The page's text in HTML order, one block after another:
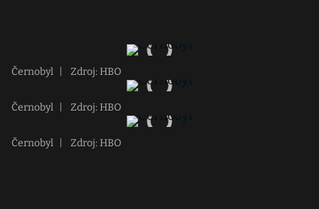
Černobyl Zdroj: HBO
Černobyl Zdroj: HBO
Černobyl Zdroj: HBO